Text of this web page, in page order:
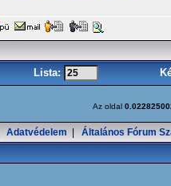
Lista:
Az oldal
Adatvédelem Általános Fórum